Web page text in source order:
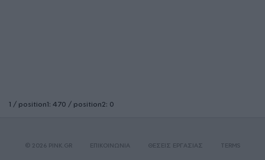
1 / position1: 470 / position2: 0
© 2026 PINK.GR ΕΠΙΚΟΙΝΩΝΙΑ ΘΕΣΕΙΣ ΕΡΓΑΣΙΑΣ TERMS